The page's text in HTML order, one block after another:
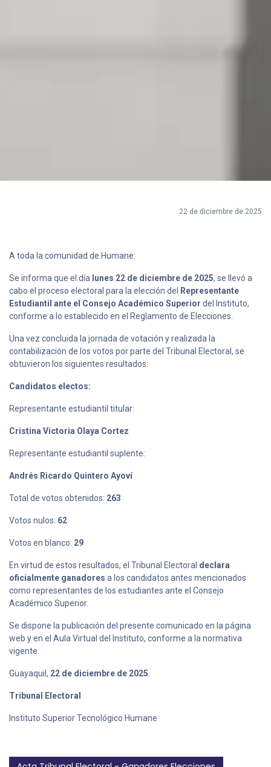
22 de diciembre de 2025
A toda la comunidad de Humane:
Se informa que el día lunes 22 de diciembre de 2025, se llevó a
cabo el proceso electoral para la elección del Representante
Estudiantil ante el Consejo Académico Superior del Instituto,
conforme a lo establecido en el Reglamento de Elecciones.
Una vez concluida la jornada de votación y realizada la
contabilización de los votos por parte del Tribunal Electoral, se
obtuvieron los siguientes resultados:
Candidatos electos:
Representante estudiantil titular:
Cristina Victoria Olaya Cortez
Representante estudiantil suplente:
Andrés Ricardo Quintero Ayoví
Total de votos obtenidos: 263
Votos nulos: 62
Votos en blanco: 29
En virtud de estos resultados, el Tribunal Electoral declara
oficialmente ganadores a los candidatos antes mencionados
como representantes de los estudiantes ante el Consejo
Académico Superior.
Se dispone la publicación del presente comunicado en la página
web y en el Aula Virtual del Instituto, conforme a la normativa
vigente.
Guayaquil, 22 de diciembre de 2025
Tribunal Electoral
Instituto Superior Tecnológico Humane